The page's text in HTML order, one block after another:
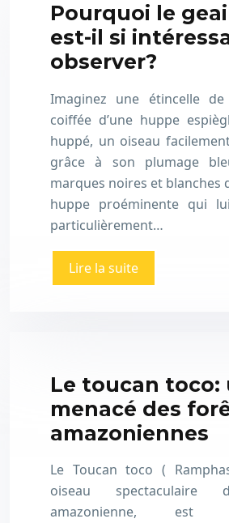
Pourquoi le
est-il si
observer?
Imaginez une étincelle
coiffée d’une huppe
huppé, un oiseau
grâce à son plumage
marques noires et blanches
huppe proéminente qui
particulièrement…
Lire la suite
Le toucan toco:
menacé des
amazoniennes
Le Toucan toco (
oiseau
amazonienne, est